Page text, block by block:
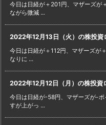
今日は日経が＋201円、マザーズが
ながら微減 ...
2022年12月13日（火）の株投資
今日は日経が＋112円、マザーズが
なりに ...
2022年12月12日（月）の株投資
今日は日経が-58円、マザーズが-
すが上がっ ...